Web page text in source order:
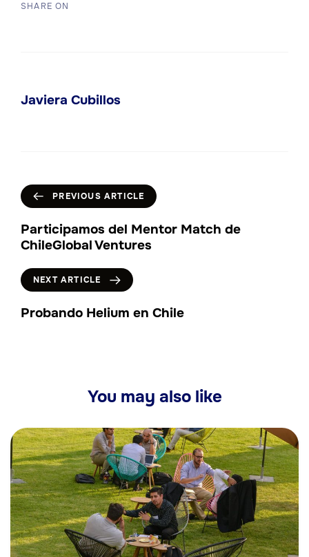
SHARE ON
Javiera Cubillos
PREVIOUS ARTICLE
Participamos del Mentor Match de
ChileGlobal Ventures
NEXT ARTICLE
Probando Helium en Chile
You may also like